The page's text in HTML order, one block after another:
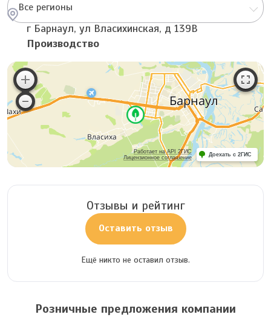
Все регионы
г Барнаул, ул Власихинская, д 139В
Производство
Работает на API 2ГИС
Лицензионное соглашение
Доехать с 2ГИС
Отзывы и рейтинг
Оставить отзыв
Ещё никто не оставил отзыв.
Розничные предложения компании